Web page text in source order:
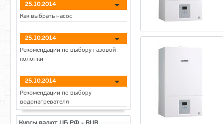
25.10.2014
Как выбрать насос
25.10.2014
Рекомендации по выбору газовой
колонки
25.10.2014
Рекомендации по выбору
водонагревателя